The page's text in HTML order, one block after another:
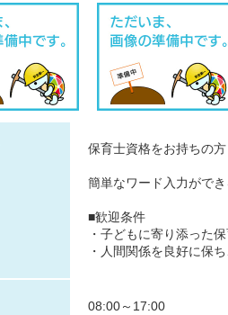
保育士資格をお持ちの方
簡単なワード入力がで
■歓迎条件
・子どもに寄り添った
・人間関係を良好に保
08:00～17:00